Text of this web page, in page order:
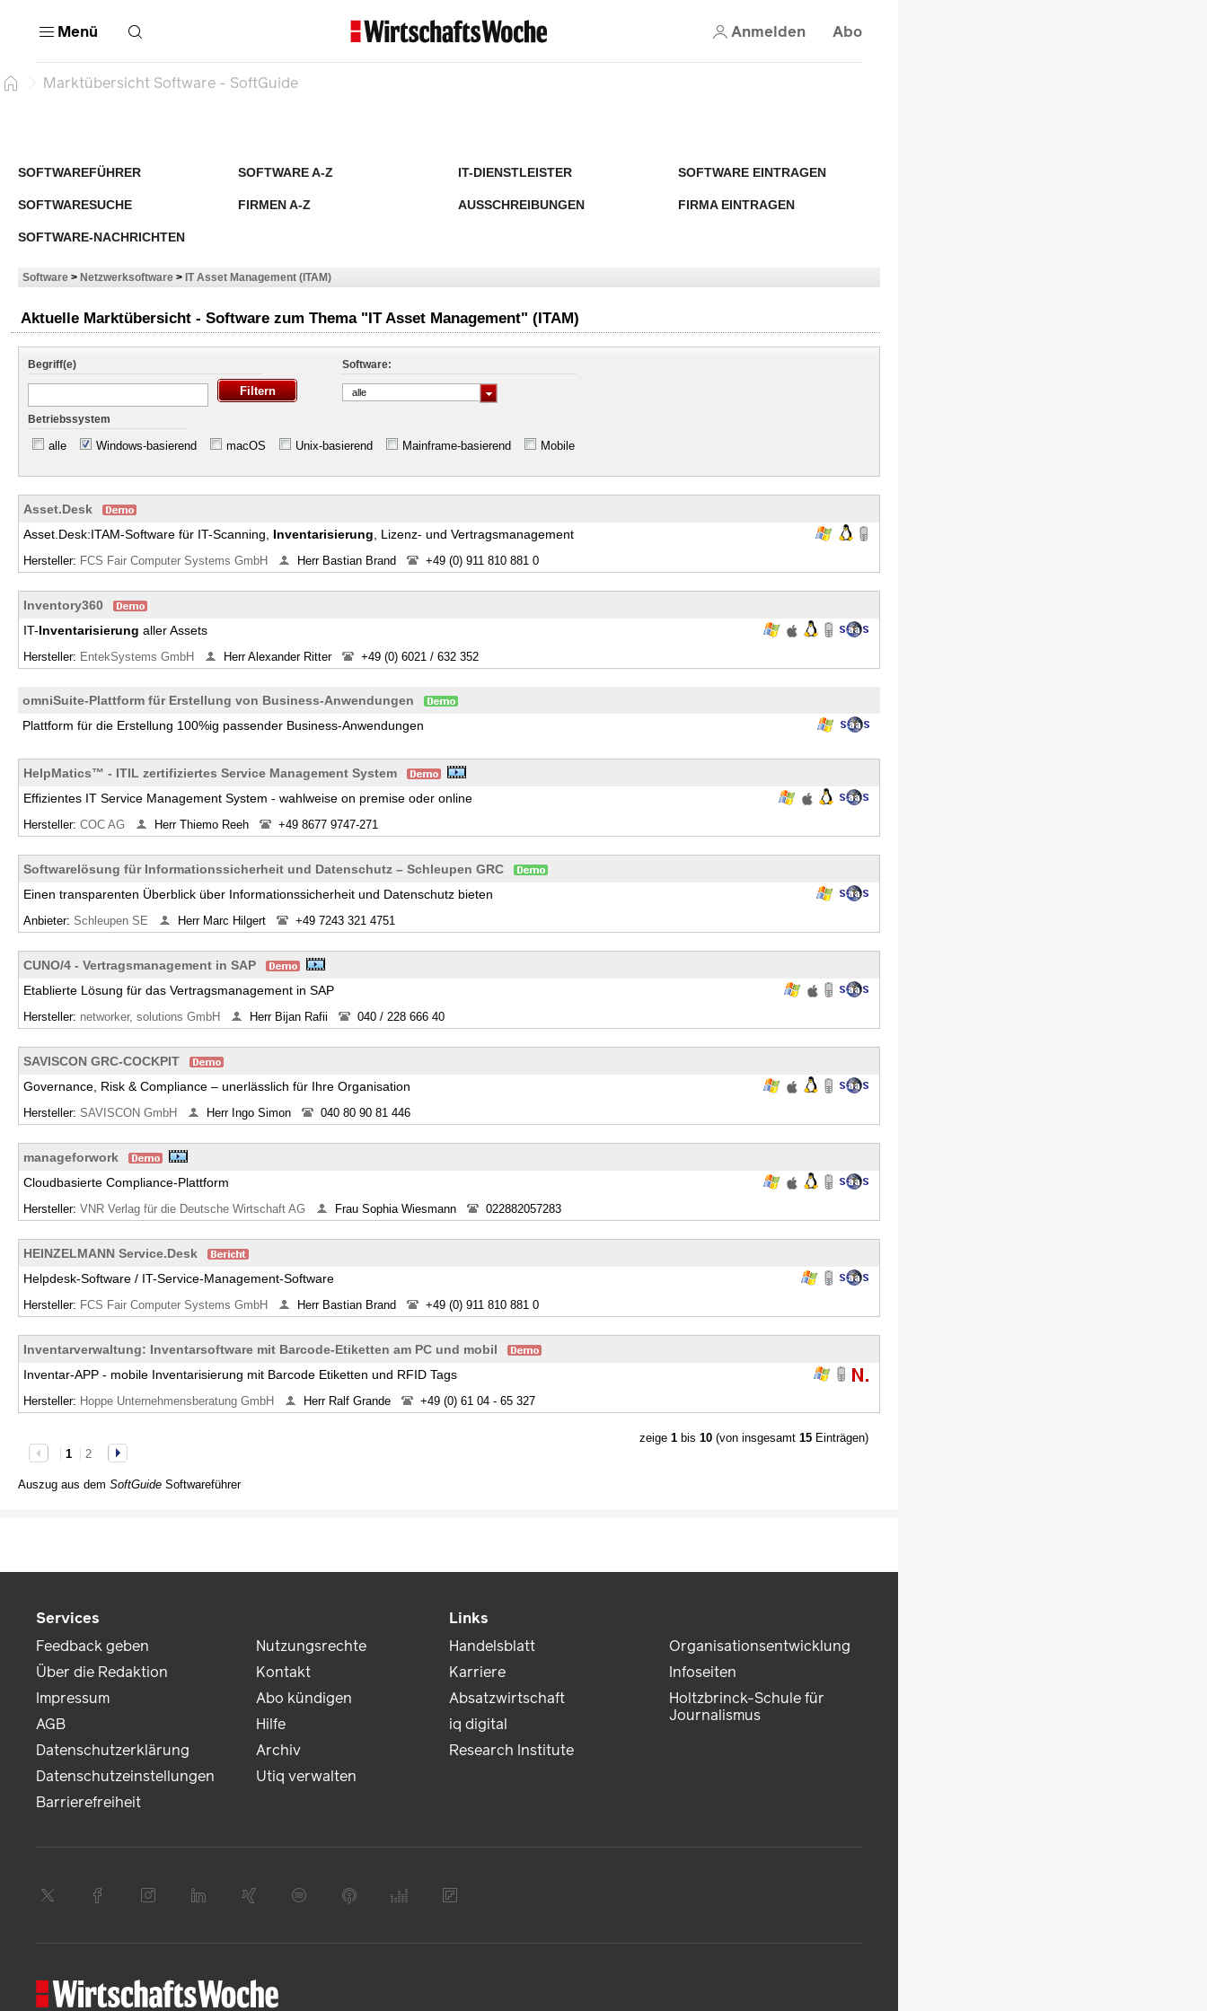
Menü Anmelden Abo
Marktübersicht Software - SoftGuide
SOFTWAREFÜHRER SOFTWARE A-Z IT-DIENSTLEISTER SOFTWARE EINTRAGEN
SOFTWARESUCHE FIRMEN A-Z AUSSCHREIBUNGEN FIRMA EINTRAGEN
SOFTWARE-NACHRICHTEN
Software > Netzwerksoftware > IT Asset Management (ITAM)
Aktuelle Marktübersicht - Software zum Thema "IT Asset Management" (ITAM)
Begriff(e) Software:
alle
Betriebssystem
alle Windows-basierend macOS Unix-basierend Mainframe-basierend Mobile
Asset.Desk
Asset.Desk:ITAM-Software für IT-Scanning, Inventarisierung , Lizenz- und Vertragsmanagement
Hersteller: FCS Fair Computer Systems GmbH Herr Bastian Brand +49 (0) 911 810 881 0
Inventory360
IT-Inventarisierung aller Assets
Hersteller: EntekSystems GmbH Herr Alexander Ritter +49 (0) 6021 / 632 352
omniSuite-Plattform für Erstellung von Business-Anwendungen
Plattform für die Erstellung 100%ig passender Business-Anwendungen
HelpMatics™ - ITIL zertifiziertes Service Management System
Effizientes IT Service Management System - wahlweise on premise oder online
Hersteller: COC AG Herr Thiemo Reeh +49 8677 9747-271
Softwarelösung für Informationssicherheit und Datenschutz – Schleupen GRC
Einen transparenten Überblick über Informationssicherheit und Datenschutz bieten
Anbieter: Schleupen SE Herr Marc Hilgert +49 7243 321 4751
CUNO/4 - Vertragsmanagement in SAP
Etablierte Lösung für das Vertragsmanagement in SAP
Hersteller: networker, solutions GmbH Herr Bijan Rafii 040 / 228 666 40
SAVISCON GRC-COCKPIT
Governance, Risk & Compliance – unerlässlich für Ihre Organisation
Hersteller: SAVISCON GmbH Herr Ingo Simon 040 80 90 81 446
manageforwork
Cloudbasierte Compliance-Plattform
Hersteller: VNR Verlag für die Deutsche Wirtschaft AG Frau Sophia Wiesmann 022882057283
HEINZELMANN Service.Desk
Helpdesk-Software / IT-Service-Management-Software
Hersteller: FCS Fair Computer Systems GmbH Herr Bastian Brand +49 (0) 911 810 881 0
Inventarverwaltung: Inventarsoftware mit Barcode-Etiketten am PC und mobil
Inventar-APP - mobile Inventarisierung mit Barcode Etiketten und RFID Tags
Hersteller: Hoppe Unternehmensberatung GmbH Herr Ralf Grande +49 (0) 61 04 - 65 327
zeige 1bis 10(von insgesamt 15Einträgen)
1
2
Auszug aus dem SoftGuide Softwareführer
Services
Feedback geben
Über die Redaktion
Impressum
AGB
Datenschutzerklärung
Datenschutzeinstellungen
Barrierefreiheit
Nutzungsrechte
Kontakt
Abo kündigen
Hilfe
Archiv
Utiq verwalten
Links
Handelsblatt
Karriere
Absatzwirtschaft
iq digital
Research Institute
Organisationsentwicklung
Infoseiten
Holtzbrinck-Schule für
Journalismus